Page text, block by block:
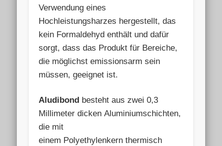
Verwendung eines
Hochleistungsharzes hergestellt, das
kein Formaldehyd enthält und dafür
sorgt, dass das Produkt für Bereiche,
die möglichst emissionsarm sein
müssen, geeignet ist.
Aludibond besteht aus zwei 0,3
Millimeter dicken Aluminiumschichten,
die mit
einem Polyethylenkern thermisch